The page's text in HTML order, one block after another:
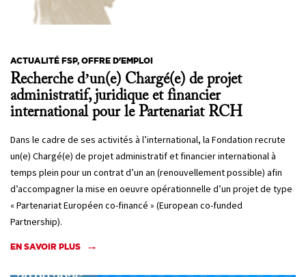
ACTUALITÉ FSP, OFFRE D'EMPLOI
Recherche d’un(e) Chargé(e) de projet
administratif, juridique et financier
international pour le Partenariat RCH
Dans le cadre de ses activités à l’international, la Fondation recrute
un(e) Chargé(e) de projet administratif et financier international à
temps plein pour un contrat d’un an (renouvellement possible) afin
d’accompagner la mise en oeuvre opérationnelle d’un projet de type
« Partenariat Européen co-financé » (European co-funded
Partnership).
EN SAVOIR PLUS